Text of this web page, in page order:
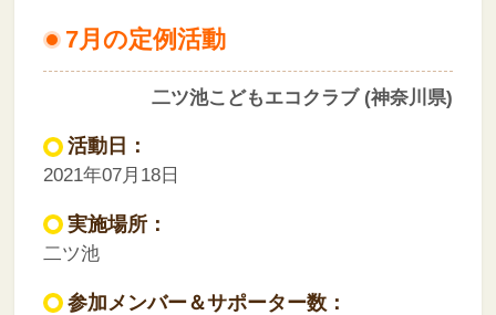
7月の定例活動
二ツ池こどもエコクラブ (神奈川県)
活動日：
2021年07月18日
実施場所：
二ツ池
参加メンバー＆サポーター数：